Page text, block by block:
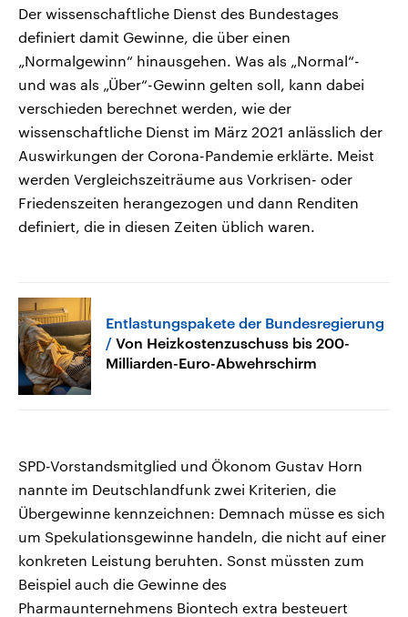
Der wissenschaftliche Dienst des Bundestages
definiert damit Gewinne, die über einen
„Normalgewinn“ hinausgehen. Was als „Normal“-
und was als „Über“-Gewinn gelten soll, kann dabei
verschieden berechnet werden, wie der
wissenschaftliche Dienst im März 2021 anlässlich der
Auswirkungen der Corona-Pandemie erklärte. Meist
werden Vergleichszeiträume aus Vorkrisen- oder
Friedenszeiten herangezogen und dann Renditen
definiert, die in diesen Zeiten üblich waren.
Entlastungspakete der Bundesregierung
Von Heizkostenzuschuss bis 200-
Milliarden-Euro-Abwehrschirm
SPD-Vorstandsmitglied und Ökonom Gustav Horn
nannte im Deutschlandfunk zwei Kriterien, die
Übergewinne kennzeichnen: Demnach müsse es sich
um Spekulationsgewinne handeln, die nicht auf einer
konkreten Leistung beruhten. Sonst müssten zum
Beispiel auch die Gewinne des
Pharmaunternehmens Biontech extra besteuert